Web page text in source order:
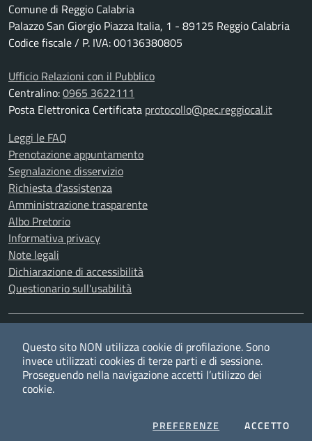
Comune di Reggio Calabria
Palazzo San Giorgio Piazza Italia, 1 - 89125 Reggio Calabria
Codice fiscale / P. IVA: 00136380805
Ufficio Relazioni con il Pubblico
Centralino:0965 3622111
Posta Elettronica Certificata protocollo@pec.reggiocal.it
Leggi le FAQ
Prenotazione appuntamento
Segnalazione disservizio
Richiesta d'assistenza
Amministrazione trasparente
Albo Pretorio
Informativa privacy
Note legali
Dichiarazione di accessibilità
Questionario sull'usabilità
TwitterFacebookYouTubeRSS
Questo sito NON utilizza cookie di profilazione. Sono
invece utilizzati cookies di terze parti e di sessione.
Proseguendo nella navigazione accetti l’utilizzo dei
cookie.
PREFERENZE COOKIESACCETTOI